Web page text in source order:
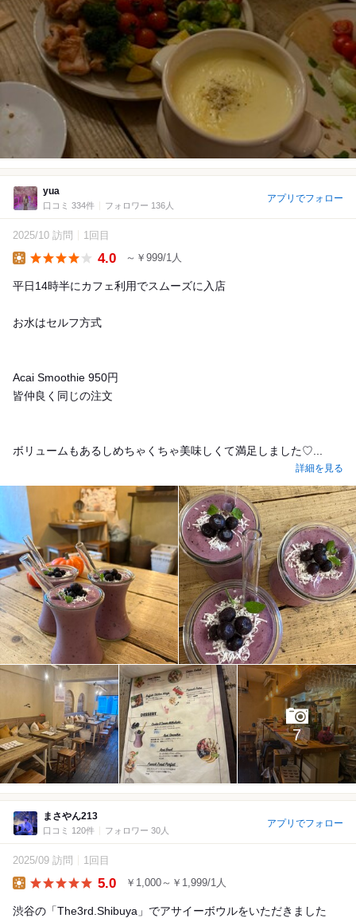
yua
口コミ 334件 フォロワー 136人
アプリでフォロー
2025/10 訪問 1回目
4.0 ～￥999/1人
平日14時半にカフェ利用でスムーズに入店
お水はセルフ方式
Acai Smoothie 950円
皆仲良く同じの注文
ボリュームもあるしめちゃくちゃ美味しくて満足しました♡...
詳細を見る
7
まさやん213
口コミ 120件 フォロワー 30人
アプリでフォロー
2025/09 訪問 1回目
5.0 ￥1,000～￥1,999/1人
渋谷の「The3rd.Shibuya」でアサイーボウルをいただきました